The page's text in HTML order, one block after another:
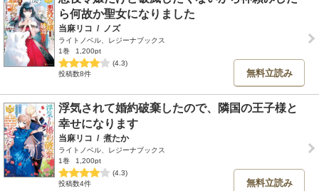
ら何故か聖女になりました
当麻リコ / ノズ
ライトノベル、レジーナブックス
1巻
1,200pt
(4.3)
投稿数8件
無料立読み
浮気されて婚約破棄したので、隣国の王子様と
幸せになります
当麻リコ / 煮たか
ライトノベル、レジーナブックス
1巻
1,200pt
(4.3)
投稿数4件
無料立読み